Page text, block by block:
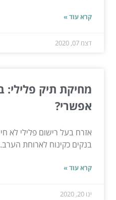
קרא עוד »
דצמ 07, 2020
מחיקת תיק פלילי:
אפשרי?
אזרח בעל רישום פלילי לא
בנקים כקינוח לארוחת
קרא עוד »
ינו 20, 2020